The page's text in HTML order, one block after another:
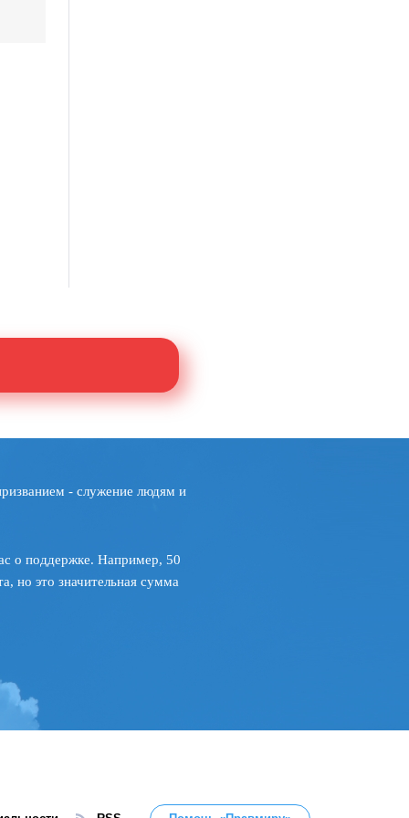
- служение людям и
о поддержке. Например, 50
но это значительная сумма